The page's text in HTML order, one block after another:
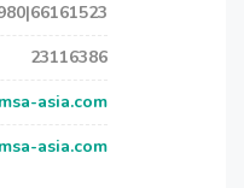
23116386
asia.com
asia.com